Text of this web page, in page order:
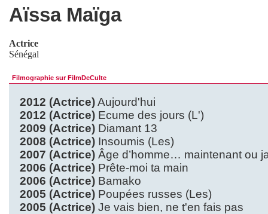
Aïssa Maïga
Actrice
Sénégal
Filmographie sur FilmDeCulte
2012 (Actrice)Aujourd'hui
2012 (Actrice) Ecume des jours (L')
2009 (Actrice) Diamant 13
2008 (Actrice) Insoumis (Les)
2007 (Actrice) Âge d’homme… maintenant ou
2006 (Actrice) Prête-moi ta main
2006 (Actrice) Bamako
2005 (Actrice) Poupées russes (Les)
2005 (Actrice) Je vais bien, ne t'en fais pas